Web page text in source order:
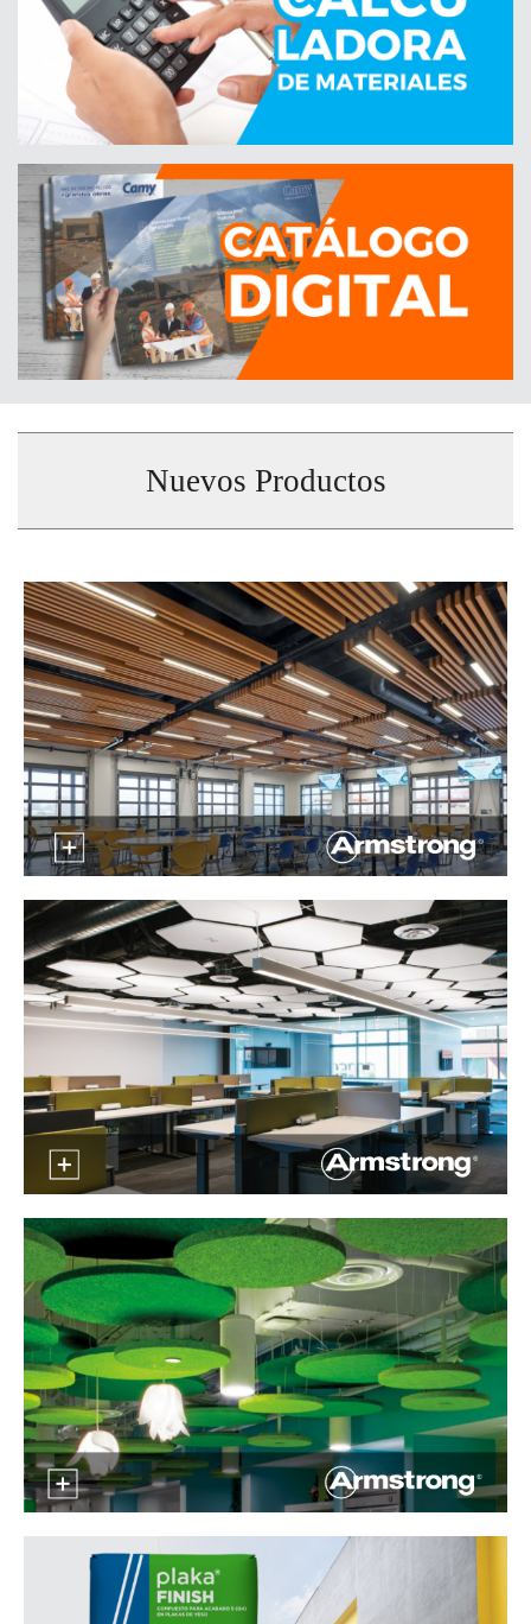
Nuevos Productos